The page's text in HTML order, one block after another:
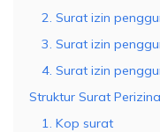
2. Surat izin
3. Surat izin
4. Surat izin
Struktur Surat
1. Kop surat